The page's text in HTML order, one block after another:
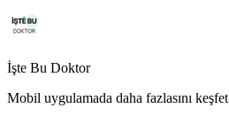
İşte Bu Doktor
Mobil uygulamada daha fazlasını keşfet